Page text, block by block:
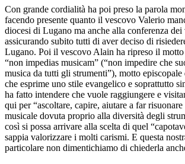
Con grande cordialità ha poi preso la parola
facendo presente quanto il vescovo Valerio
diocesi di Lugano ma anche alla conferenza
assicurando subito tutti di aver deciso di
Lugano. Poi il vescovo Alain ha ripreso il
“non impedias musicam” (“non impedire che
musica da tutti gli strumenti”), motto episcopale
che esprime uno stile evangelico e soprattutto
ha fatto intendere che vuole raggiungere e
qui per “ascoltare, capire, aiutare a far risuonare
musicale dovuta proprio alla diversità degli
così si possa arrivare alla scelta di quel
sappia valorizzare i molti carismi. E questa
particolare non dimentichiamo di chiederla